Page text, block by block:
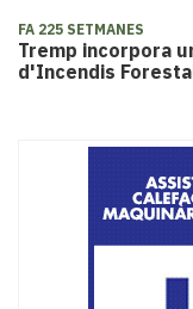
FA 225 SETMANES
Tremp incorpora
d'Incendis